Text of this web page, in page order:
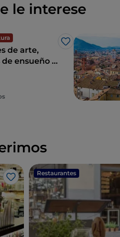
le interese
Me gusta
de arte,
de ensueño y
Me gusta
Restaurantes